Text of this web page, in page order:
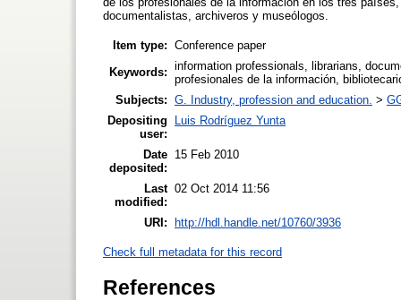
documentalistas, archiveros y museólogos.
Item type: Conference paper
Keywords: information professionals, librarians,
profesionales de la información,
Subjects: G. Industry, profession and education. >
Depositing
user:
Luis Rodríguez Yunta
Date
deposited:
15 Feb 2010
Last
modified:
02 Oct 2014 11:56
URI: http://hdl.handle.net/10760/3936
Check full metadata for this record
References